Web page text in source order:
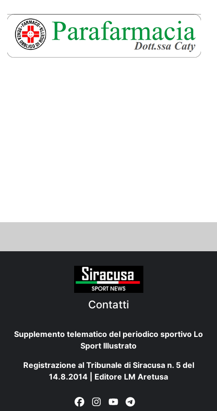
Contatti
Supplemento telematico del periodico sportivo Lo
Sport Illustrato
Registrazione al Tribunale di Siracusa n. 5 del
14.8.2014 | Editore LM Aretusa